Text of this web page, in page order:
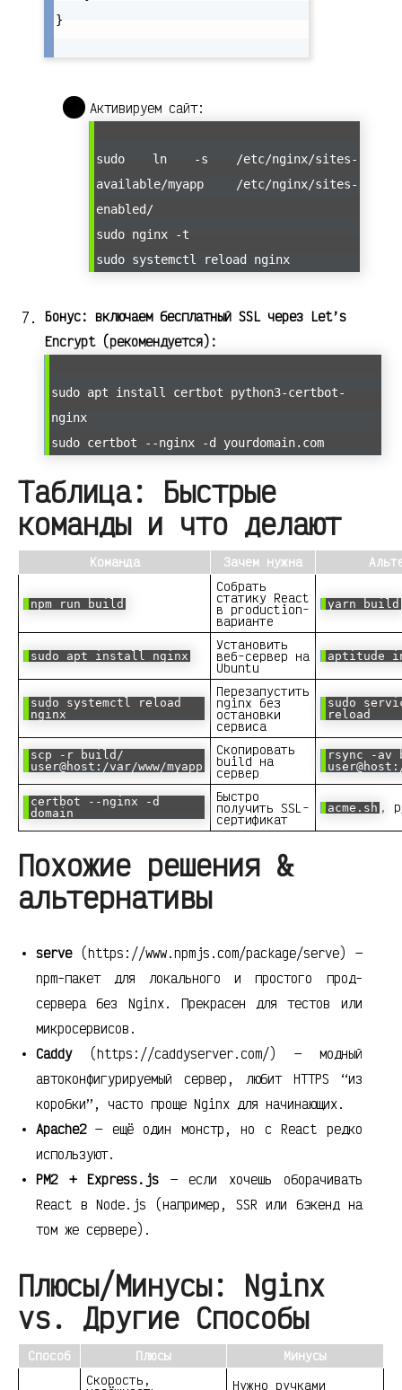
}
Активируем сайт:
sudo ln -s /etc/nginx/sites-
available/myapp /etc/nginx/sites-
enabled/
sudo nginx -t
sudo systemctl reload nginx
Бонус: включаем бесплатный SSL через Let’s
Encrypt (рекомендуется):
sudo apt install certbot python3-certbot-
nginx
sudo certbot --nginx -d yourdomain.com
Таблица: Быстрые
команды и что делают
Команда Зачем нужна
npm run build
Собрать
статику React
в production-
варианте
yarn build
sudo apt install nginx
Установить
веб-сервер на
Ubuntu
aptitude
sudo systemctl reload
nginx
Перезапустить
nginx без
остановки
сервиса
sudo
reload
scp -r build/
user@host:/var/www/myapp
Скопировать
build на
сервер
rsync -av
certbot --nginx -d
domain
Быстро
получить SSL-
сертификат
acme.sh ,
Похожие решения &
альтернативы
serve(https://www.npmjs.com/package/serve) —
npm-пакет для локального и простого прод-
сервера без Nginx. Прекрасен для тестов или
микросервисов.
Caddy(https://caddyserver.com/) — модный
автоконфигурируемый сервер, любит HTTPS “из
коробки”, часто проще Nginx для начинающих.
Apache2— ещё один монстр, но с React редко
используют.
PM2 + Express.js — если хочешь оборачивать
React в Node.js (например, SSR или бэкенд на
том же сервере).
Плюсы/Минусы: Nginx
vs. Другие Способы
Способ Плюсы Минусы
Скорость, Нужно ручками